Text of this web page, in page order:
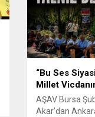
Senle...
“Bu Ses
Millet
AŞAV Bursa
Akar’dan